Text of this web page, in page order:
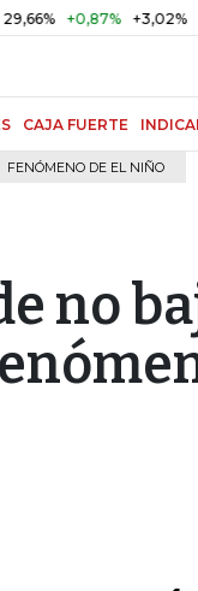
+0,87% +3,02% DTF
CAJA FUERTE
FENÓMENO DE EL NIÑO
no